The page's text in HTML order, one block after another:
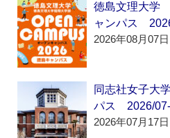
徳島文理大学
ャンパス
2026年08月07
同志社女子大
パス 2026/
2026年07月17